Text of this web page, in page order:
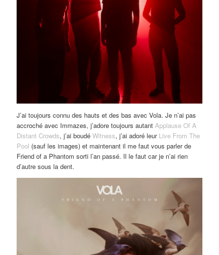
J’ai toujours connu des hauts et des bas avec Vola. Je n’ai pas
accroché avec Immazes, j’adore toujours autant Applause Of A
Distant Crowds, j’ai boudéWitness, j’ai adoré leur Live From The
Pool (sauf les images) et maintenant il me faut vous parler de
Friend of a Phantom sorti l’an passé. Il le faut car je n’ai rien
d’autre sous la dent.